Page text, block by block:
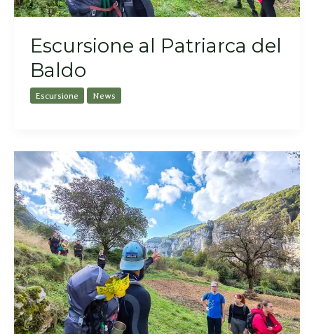
Escursione al Patriarca del
Baldo
Escursione News